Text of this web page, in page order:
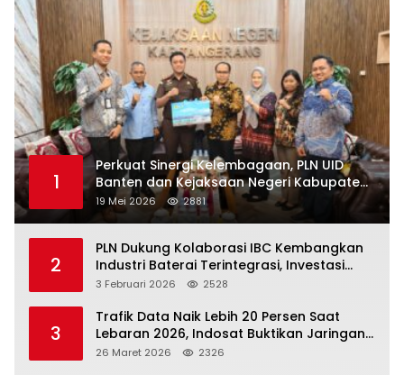
1
Perkuat Sinergi Kelembagaan, PLN UID
Banten dan Kejaksaan Negeri Kabupaten
Tangerang Kolaborasi Dukung Pelayanan
Publik
19 Mei 2026 2881
2
PLN Dukung Kolaborasi IBC Kembangkan
Industri Baterai Terintegrasi, Investasi
Capai USD 6 Miliar
3 Februari 2026 2528
3
Trafik Data Naik Lebih 20 Persen Saat
Lebaran 2026, Indosat Buktikan Jaringan
Tangguh Layani Jutaan Pemudik
26 Maret 2026 2326